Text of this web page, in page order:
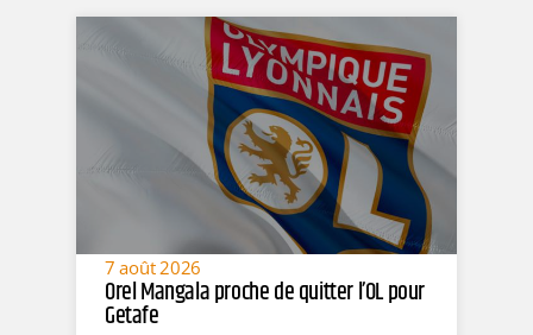
7 août 2026
Orel Mangala proche de quitter l’OL pour
Getafe